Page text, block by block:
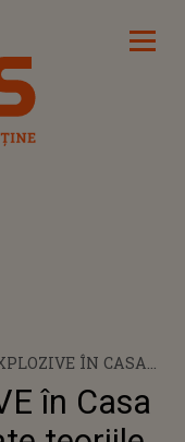
ÎN CASA
TOATE
VERONICA
DUPĂ CE
în Casa